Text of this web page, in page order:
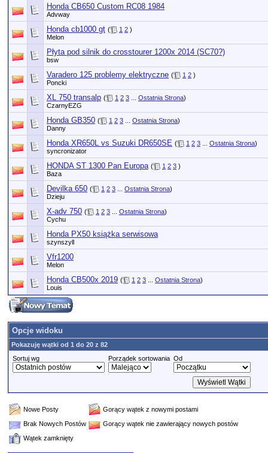
Honda CB650 Custom RC08 1984
Advway
Honda cb1000 gt ( 1 2 )
Melon
Płyta pod silnik do crosstourer 1200x 2014 (SC70?)
bsw
Varadero 125 problemy elektryczne ( 1 2 )
Poncki
XL 750 transalp ( 1 2 3 Ostatnia Strona)
CzarnyEZG
Honda GB350 ( 1 2 3 Ostatnia Strona)
Danny
Honda XR650L vs Suzuki DR650SE ( 1 2 3 Ostatnia Strona)
syncronizator
HONDA ST 1300 Pan Europa ( 1 2 3 )
Baza
Devilka 650 ( 1 2 3 Ostatnia Strona)
Dzieju
X-adv 750 ( 1 2 3 Ostatnia Strona)
Cychu
Honda PX50 książka serwisowa
szynszyll
Vfr1200
Melon
Honda CB500x 2019 ( 1 2 3 Ostatnia Strona)
Louis
Opcje widoku
Pokazuję wątki od 1 do 20 z 82
Sortuj wg
Porządek sortowania Od
Nowe Posty
Gorący wątek z nowymi postami
Brak Nowych Postów
Gorący wątek nie zawierający nowych postów
Wątek zamknięty